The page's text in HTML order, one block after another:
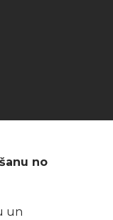
no
un